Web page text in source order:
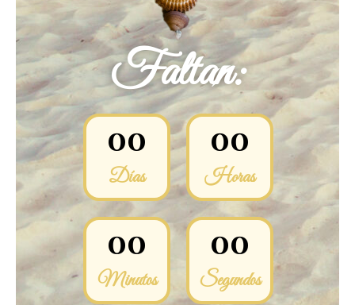
Faltan:
00
Días
00
Horas
00
Minutos
00
Segundos